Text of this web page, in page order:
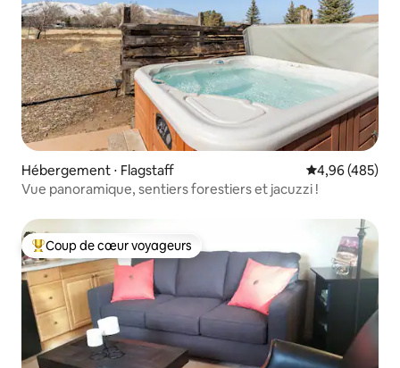
Hébergement ⋅ Flagstaff Évaluation
4,96 (485)
Vue panoramique, sentiers forestiers et jacuzzi !
Coups de cœur voyageurs les plus appréciés
Coup de cœur voyageurs